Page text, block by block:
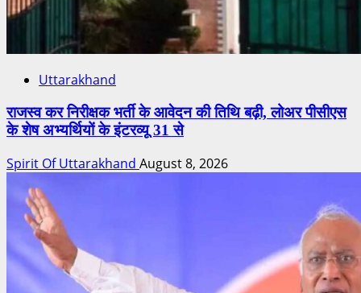
Uttarakhand
राजस्व कर निरीक्षक भर्ती के आवेदन की तिथि बढ़ी, लोअर पीसीएस
के शेष अभ्यर्थियों के इंटरव्यू 31 से
Spirit Of Uttarakhand August 8, 2026